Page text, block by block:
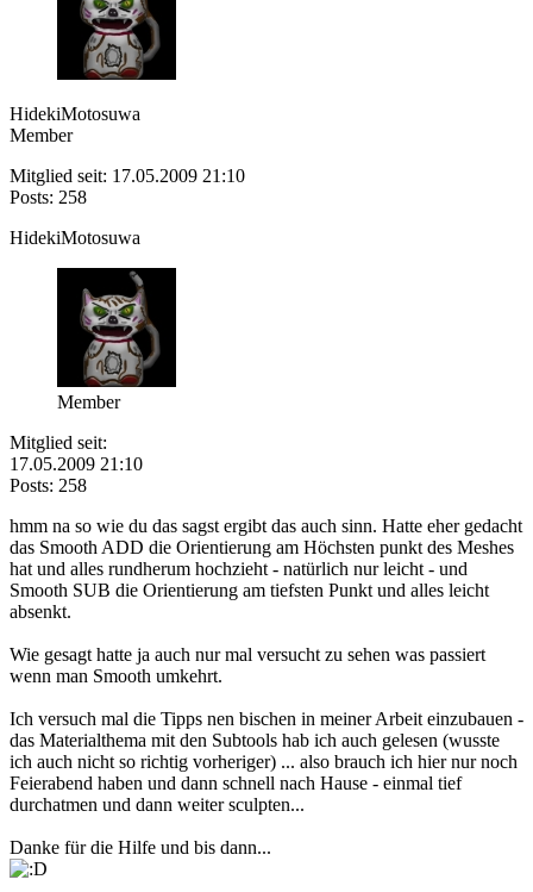
HidekiMotosuwa
Member
Mitglied seit: 17.05.2009 21:10
Posts: 258
HidekiMotosuwa
Member
Mitglied seit:
17.05.2009 21:10
Posts: 258
hmm na so wie du das sagst ergibt das auch sinn. Hatte eher gedacht
das Smooth ADD die Orientierung am Höchsten punkt des Meshes
hat und alles rundherum hochzieht - natürlich nur leicht - und
Smooth SUB die Orientierung am tiefsten Punkt und alles leicht
absenkt.
Wie gesagt hatte ja auch nur mal versucht zu sehen was passiert
wenn man Smooth umkehrt.
Ich versuch mal die Tipps nen bischen in meiner Arbeit einzubauen -
das Materialthema mit den Subtools hab ich auch gelesen (wusste
ich auch nicht so richtig vorheriger) ... also brauch ich hier nur noch
Feierabend haben und dann schnell nach Hause - einmal tief
durchatmen und dann weiter sculpten...
Danke für die Hilfe und bis dann...